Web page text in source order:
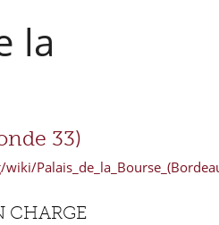
la
33)
CHARGE